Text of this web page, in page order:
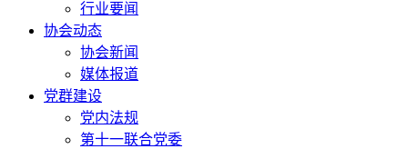
行业要闻
协会动态
协会新闻
媒体报道
党群建设
党内法规
第十一联合党委